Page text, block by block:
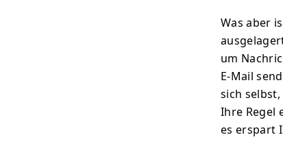
Was aber
um
E-Mail
sich
Ihre Regel
es erspart